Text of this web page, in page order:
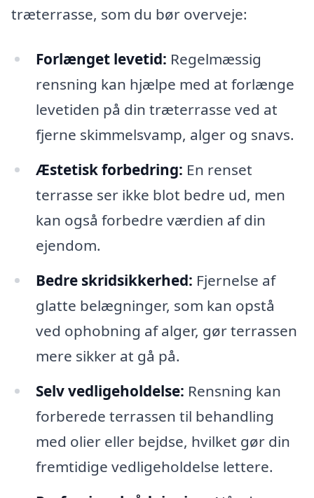
træterrasse, som du bør overveje:
Forlænget levetid: Regelmæssig
rensning kan hjælpe med at forlænge
levetiden på din træterrasse ved at
fjerne skimmelsvamp, alger og snavs.
Æstetisk forbedring: En renset
terrasse ser ikke blot bedre ud, men
kan også forbedre værdien af din
ejendom.
Bedre skridsikkerhed: Fjernelse af
glatte belægninger, som kan opstå
ved ophobning af alger, gør terrassen
mere sikker at gå på.
Selv vedligeholdelse: Rensning kan
forberede terrassen til behandling
med olier eller bejdse, hvilket gør din
fremtidige vedligeholdelse lettere.